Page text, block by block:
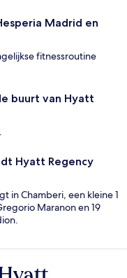
Madrid en
fitnessroutine
buurt van Hyatt
Hyatt Regency
in Chamberi, een kleine 1
Maranon en 19